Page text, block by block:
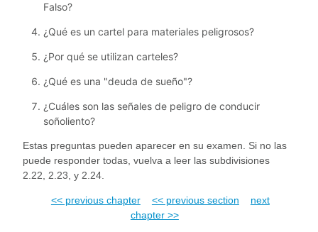
Falso?
¿Qué es un cartel para materiales peligrosos?
¿Por qué se utilizan carteles?
¿Qué es una "deuda de sueño"?
¿Cuáles son las señales de peligro de conducir
soñoliento?
Estas preguntas pueden aparecer en su examen. Si no las
puede responder todas, vuelva a leer las subdivisiones
2.22, 2.23, y 2.24.
<< previous chapter << previous section
next
chapter >>